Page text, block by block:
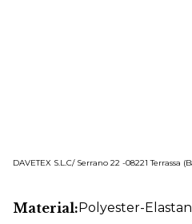
DAVETEX S.L.C/ Serrano 22 -08221 Terrassa
Material:Polyester-Elastan